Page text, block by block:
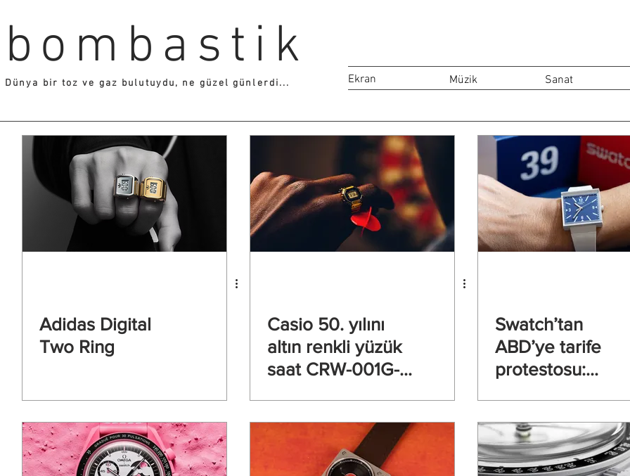
bombastik
Dünya bir toz ve gaz bulutuydu, ne güzel günlerdi... Ekran Müzik Sanat
Adidas Digital
Two Ring
Casio 50. yılını
altın renkli yüzük
saat CRW-001G-
Swatch’tan
ABD’ye tarife
protestosu: